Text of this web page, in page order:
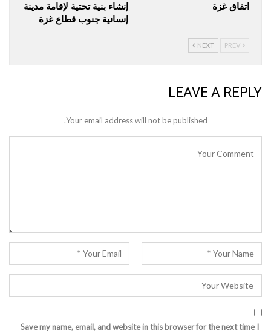
اتفاق غزة
إنشاء بنية تحتية لإقامة مدينة
إنسانية جنوب قطاع غزة
NEXT
LEAVE A REPLY
Your email address will not be published.
Save my name, email, and website in this browser for the next time I